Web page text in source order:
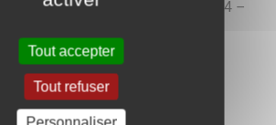
pour l’année universitaire 2024 –
Tout accepter
Tout refuser
Personnaliser